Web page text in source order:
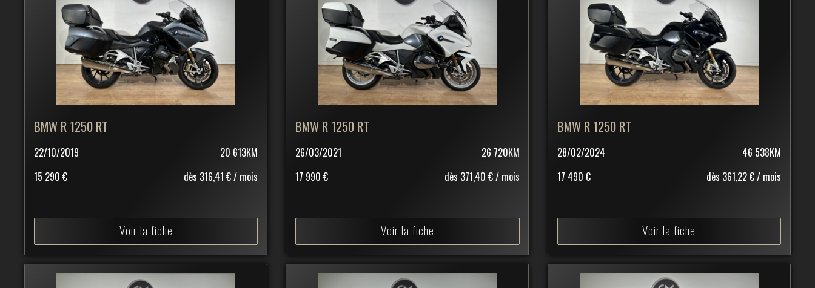
BMW R 1250 RT
22/10/2019
20 613KM
15 290 €
dès 316,41 € / mois
Voir la fiche
BMW R 1250 RT
26/03/2021
26 720KM
17 990 €
dès 371,40 € / mois
Voir la fiche
BMW R 1250 RT
28/02/2024
46 538KM
17 490 €
dès 361,22 € / mois
Voir la fiche